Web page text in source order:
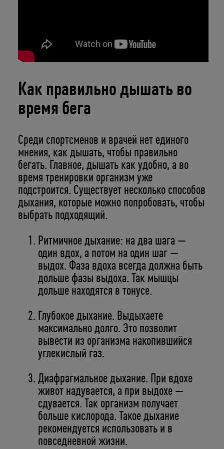
Как правильно дышать во
время бега
Среди спортсменов и врачей нет единого
мнения, как дышать, чтобы правильно
бегать. Главное, дышать как удобно, а во
время тренировки организм уже
подстроится. Существует несколько способов
дыхания, которые можно попробовать, чтобы
выбрать подходящий.
Ритмичное дыхание: на два шага —
один вдох, а потом на один шаг —
выдох. Фаза вдоха всегда должна быть
дольше фазы выдоха. Так мышцы
дольше находятся в тонусе.
Глубокое дыхание. Выдыхаете
максимально долго. Это позволит
вывести из организма накопившийся
углекислый газ.
Диафрагмальное дыхание. При вдохе
живот надувается, а при выдохе —
сдувается. Так организм получает
больше кислорода. Такое дыхание
рекомендуется использовать и в
повседневной жизни.